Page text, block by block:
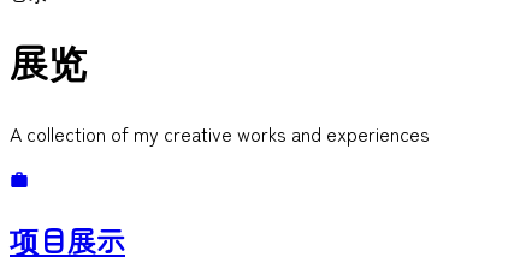
展览
A collection of my creative works and experiences
项目展示